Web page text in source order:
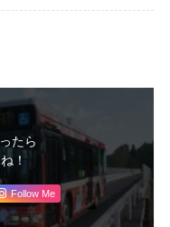
たら
！
Follow Me